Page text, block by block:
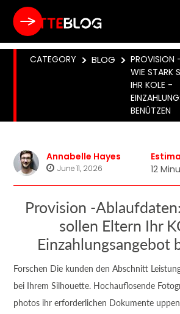
CATEGORY > BLOG > PROVISION
WIE STARK
IHR KOLE -
BENÜTZEN
Annabelle Hayes
June 11, 2026
12
Provision -
sollen Eltern Ihr
Einzahlungsangebot
Forschen Die kunden den Abschnitt
bei Ihrem Silhouette. Hochauflosende
photos ihr erforderlichen Dokumente